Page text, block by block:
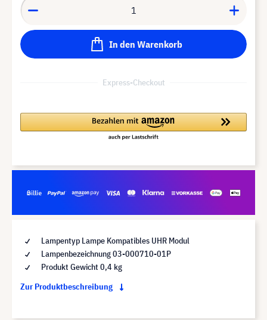
In den Warenkorb
Express-Checkout
Lampentyp Lampe Kompatibles UHR Modul
Lampenbezeichnung 03-000710-01P
Produkt Gewicht 0,4 kg
Zur Produktbeschreibung